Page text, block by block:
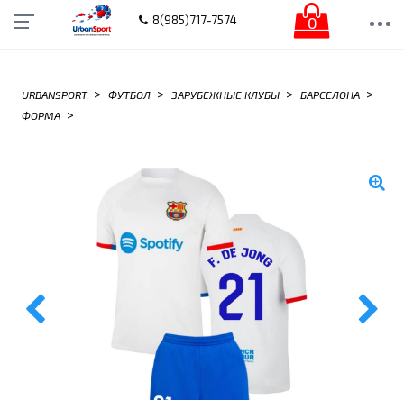
8(985)717-7574 0
URBANSPORT > ФУТБОЛ > ЗАРУБЕЖНЫЕ КЛУБЫ > БАРСЕЛОНА >
ФОРМА >